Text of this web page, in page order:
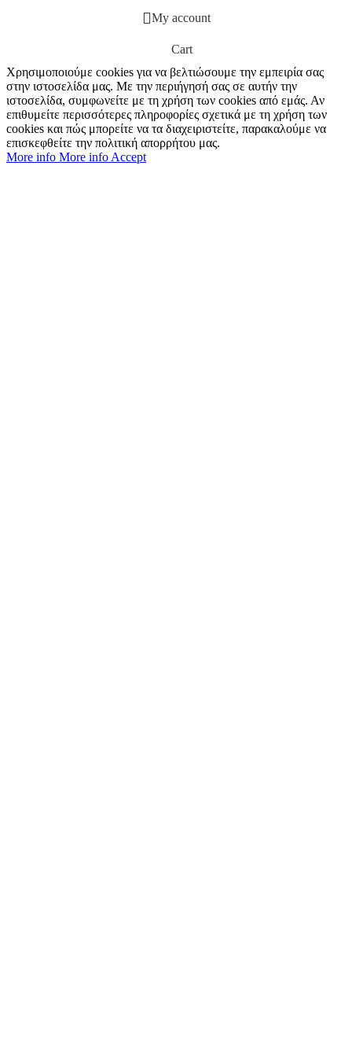
My account
Cart
Χρησιμοποιούμε cookies για να βελτιώσουμε την εμπειρία σας
στην ιστοσελίδα μας. Με την περιήγησή σας σε αυτήν την
ιστοσελίδα, συμφωνείτε με τη χρήση των cookies από εμάς. Αν
επιθυμείτε περισσότερες πληροφορίες σχετικά με τη χρήση των
cookies και πώς μπορείτε να τα διαχειριστείτε, παρακαλούμε να
επισκεφθείτε την πολιτική απορρήτου μας.
More info More info Accept